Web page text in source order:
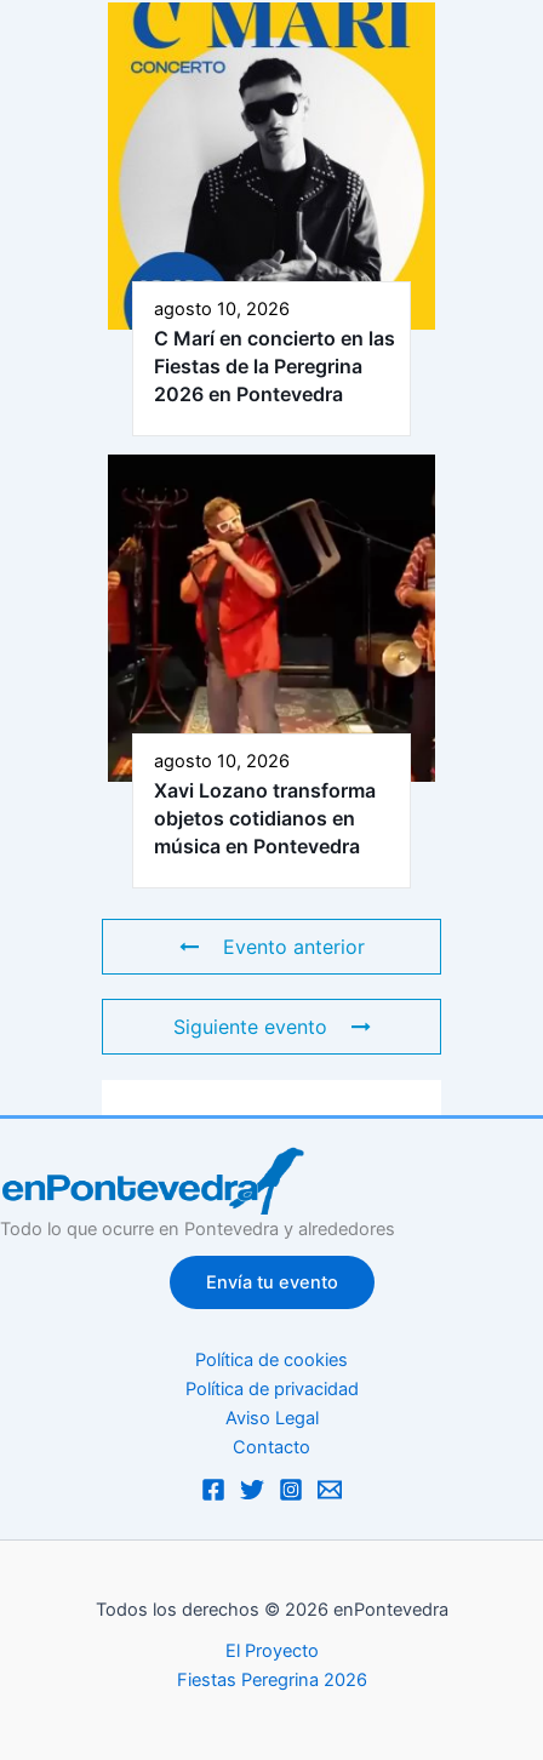
agosto 10, 2026
C Marí en concierto en las
Fiestas de la Peregrina
2026 en Pontevedra
agosto 10, 2026
Xavi Lozano transforma
objetos cotidianos en
música en Pontevedra
Evento anterior
Siguiente evento
Todo lo que ocurre en Pontevedra y alrededores
Envía tu evento
Política de cookies
Política de privacidad
Aviso Legal
Contacto
Todos los derechos © 2026 enPontevedra
El Proyecto
Fiestas Peregrina 2026